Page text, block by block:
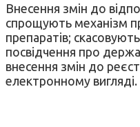
Внесення змін до
спрощують механізм
препаратів;
посвідчення про
внесення змін до
електронному вигляді.